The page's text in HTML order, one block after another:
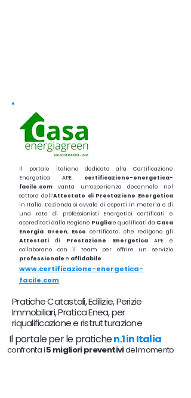
Il portale italiano dedicato alla Certificazione
Energetica APE. certificazione-energetica-
facile.com vanta un’esperienza decennale nel
settore dell’Attestato di Prestazione Energetica
in Italia. L’azienda si avvale di esperti in materia e di
una rete di professionisti Energetici certificati e
accreditati dalla Regione Pugliae qualificati da Casa
Energia Green, Escocertificata, che redigono gli
Attestatidi Prestazione EnergeticaAPE e
collaborano con il team per offrire un servizio
professionale e affidabile.
www.certificazione-energetica-
facile.com
Pratiche Catastali, Edilizie, Perizie
Immobiliari, Pratica Enea, per
riqualificazione e ristrutturazione
Il portale per le pratichen.1 in Italia
confronta i5 migliori preventividel momento